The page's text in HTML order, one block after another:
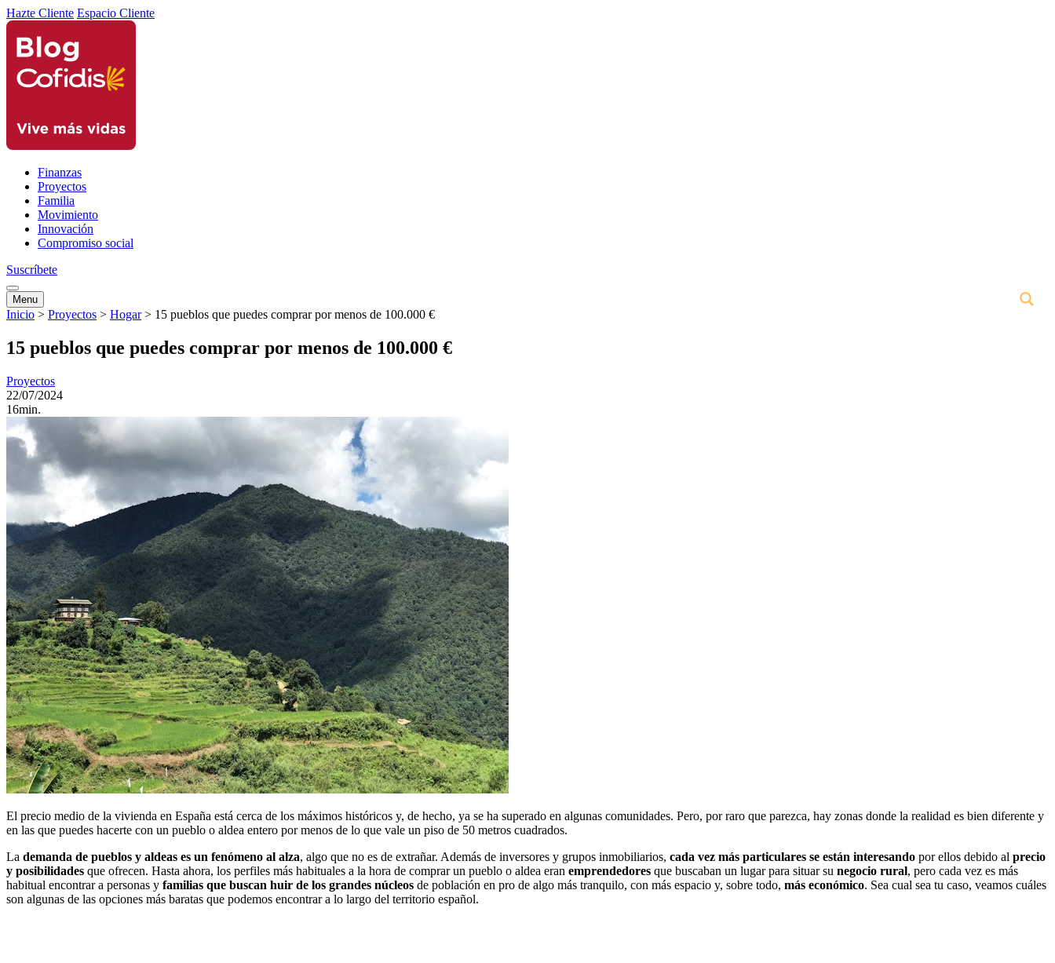
Hazte Cliente Espacio Cliente
Finanzas
Proyectos
Familia
Movimiento
Innovación
Compromiso social
Suscríbete
Menu
Inicio > Proyectos > Hogar > 15 pueblos que puedes comprar por menos de 100.000 €
15 pueblos que puedes comprar por menos de 100.000 €
Proyectos
22/07/2024
16min.
El precio medio de la vivienda en España está cerca de los máximos históricos y, de hecho, ya se ha superado en algunas comunidades. Pero, por raro que parezca, hay zonas donde la realidad es bien diferente y
en las que puedes hacerte con un pueblo o aldea entero por menos de lo que vale un piso de 50 metros cuadrados.
La demanda de pueblos y aldeas es un fenómeno al alza, algo que no es de extrañar. Además de inversores y grupos inmobiliarios, cada vez más particulares se están interesando por ellos debido al precio
y posibilidades que ofrecen. Hasta ahora, los perfiles más habituales a la hora de comprar un pueblo o aldea eran emprendedores que buscaban un lugar para situar su negocio rural, pero cada vez es más
habitual encontrar a personas y familias que buscan huir de los grandes núcleos de población en pro de algo más tranquilo, con más espacio y, sobre todo, más económico. Sea cual sea tu caso, veamos cuáles
son algunas de las opciones más baratas que podemos encontrar a lo largo del territorio español.